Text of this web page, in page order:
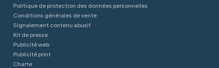
Politique de protection des données personnelles
Conditions générales de vente
Signalement contenu abusif
Kit de presse
Publicité web
Publicité print
Charte